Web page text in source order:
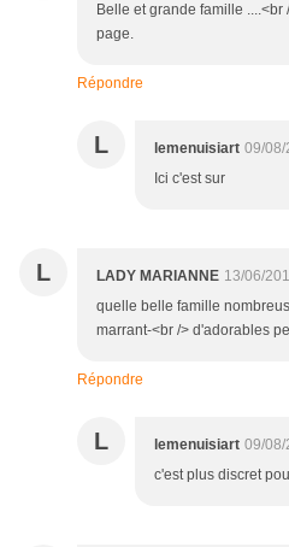
Belle et grande famille
page.
Répondre
L lemenuisiart 09/08/
Ici c'est sur
L LADY MARIANNE 13/06/
quelle belle famille
marrant-<br /> d'adorables
Répondre
L lemenuisiart 09/08/
c'est plus discret